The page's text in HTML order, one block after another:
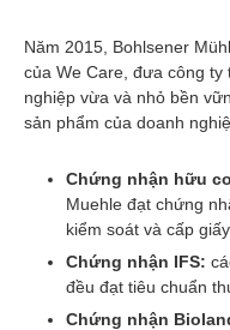
Năm 2015, Bohlsener
của We Care, đưa công
nghiệp vừa và nhỏ bền
sản phẩm của doanh
Chứng nhận hữu
Muehle đạt chứng
kiểm soát và cấp
Chứng nhận IFS:
đều đạt tiêu chuẩn
Chứng nhận